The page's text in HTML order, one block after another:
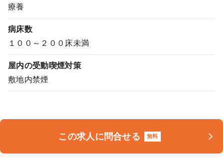
採用をお考えの医療機関の方
療養
病床数
１００～２００床未満
屋内の受動喫煙対策
敷地内禁煙
この求人に問合せる 無料